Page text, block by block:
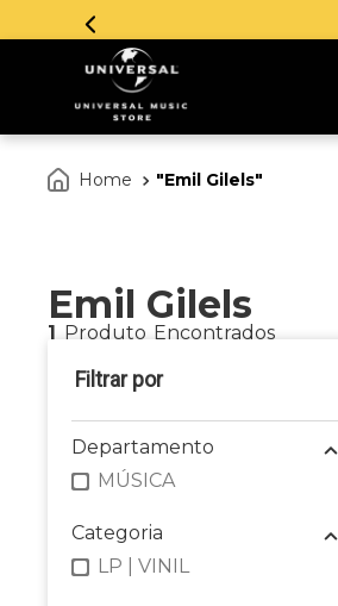
Emil Gilels
Emil Gilels
1 Produto
Departamento
MÚSICA
Categoria
LP | VINIL